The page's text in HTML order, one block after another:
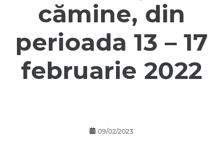
cămine, din
perioada 13 – 17
februarie 2022
09/02/2023